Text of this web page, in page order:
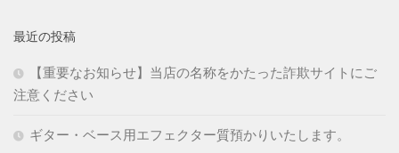
最近の投稿
【重要なお知らせ】当店の名称をかたった詐欺サイトにご
注意ください
ギター・ベース用エフェクター質預かりいたします。